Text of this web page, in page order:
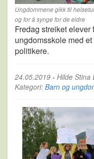
Ungdommene gikk til
og for å synge for de eldre
Fredag streiket
ungdomsskole med
politikere.
24.05.2019 - Hilde Stina
Kategori: Barn og